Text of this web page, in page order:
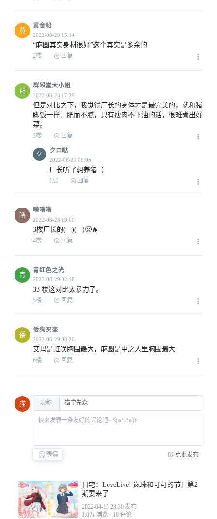
黄
黄金船
“麻圆其实身材很好”这个其实是多余的
2楼 回复
群
群殴堂大小姐
但是对比之下，我觉得厂长的身体才是最完美的，就和猪
脚饭一样，肥而不腻，只有瘦肉不下油的话，很难煮出好
菜。
3楼 回复
ク
クロ哒
厂长听了想养猪（
1层 回复
噜
噜噜噜
3楼厂长的(   )(   )🥵🔥
4楼 回复
青
青红色之光
33 楼这对比太暴力了。
5楼 回复
倭
倭狗买壶
艾玛是虹咲胸围最大，麻圆是中之人里胸围最大
6楼 回复
猫 昵称
表情 点此发布
日宅：LoveLive! 岚珠和可可的节目第2
期要来了
2022-04-15 23:30 发布
1.0万 浏览 · 10 评论